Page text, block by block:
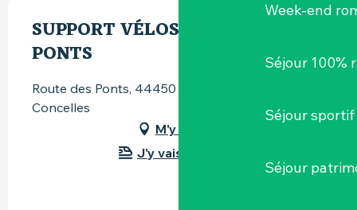
Week-end
Séjour 100%
Séjour sportif
Séjour
SUPPORT VÉLOS - ROUTE DES
PONTS
Route des Ponts, 44450 Saint-Julien-de-
Concelles
M'y rendre
J'y vais en train !